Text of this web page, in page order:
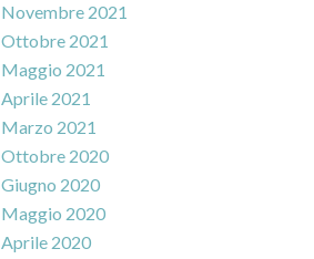
Novembre 2021
Ottobre 2021
Maggio 2021
Aprile 2021
Marzo 2021
Ottobre 2020
Giugno 2020
Maggio 2020
Aprile 2020